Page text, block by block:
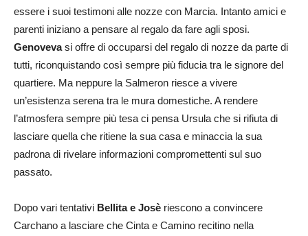
essere i suoi testimoni alle nozze con Marcia. Intanto amici e
parenti iniziano a pensare al regalo da fare agli sposi.
Genovevasi offre di occuparsi del regalo di nozze da parte di
tutti, riconquistando così sempre più fiducia tra le signore del
quartiere. Ma neppure la Salmeron riesce a vivere
un’esistenza serena tra le mura domestiche. A rendere
l’atmosfera sempre più tesa ci pensa Ursula che si rifiuta di
lasciare quella che ritiene la sua casa e minaccia la sua
padrona di rivelare informazioni compromettenti sul suo
passato.
Dopo vari tentativi Bellita e Josè riescono a convincere
Carchano a lasciare che Cinta e Camino recitino nella